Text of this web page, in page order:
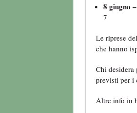
8 giugno
7
Le riprese
che hanno
Chi desidera
previsti per i
Altre info in